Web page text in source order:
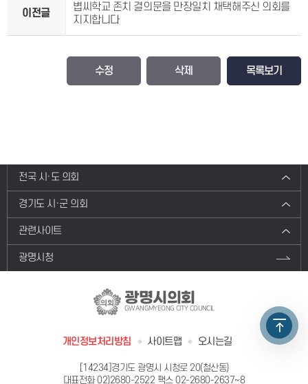
이전글
볍씨학교 존치 결의문을 만장일치 채택해주신 의회를
지지합니다
수정 삭제 목록보기
전국 시·도 의회
경기도 시·군 의회
관련사이트
광명시청
광명시의회
GWANGMYEONG CITY COUNCIL
개인정보처리방침 사이트맵 오시는길
[14234]경기도 광명시 시청로 20(철산동)
대표전화02)2680-2522 팩스 02-2680-2637~8